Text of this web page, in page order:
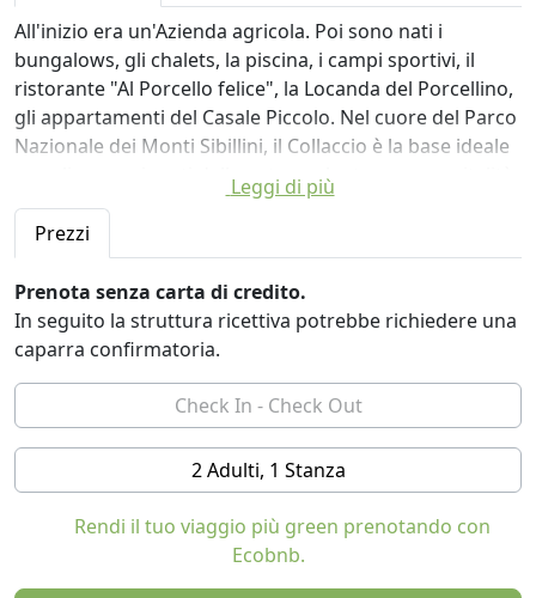
All'inizio era un'Azienda agricola. Poi sono nati i
bungalows, gli chalets, la piscina, i campi sportivi, il
ristorante "Al Porcello felice", la Locanda del Porcellino,
gli appartamenti del Casale Piccolo. Nel cuore del Parco
Nazionale dei Monti Sibillini, il Collaccio è la base ideale
per gli appassionati della natura, che trovano ospitalità
per tutti i gusti.
E per tutte le tasche.
Leggi di più
Prezzi
Prenota senza carta di credito.
In seguito la struttura ricettiva potrebbe richiedere una
caparra confirmatoria.
2 Adulti, 1 Stanza
Rendi il tuo viaggio più green prenotando con
Ecobnb.